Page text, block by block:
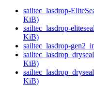
sailtec_lasdrop-
KiB)
sailtec_lasdrop-
KiB)
sailtec_lasdrop-
KiB)
KiB)